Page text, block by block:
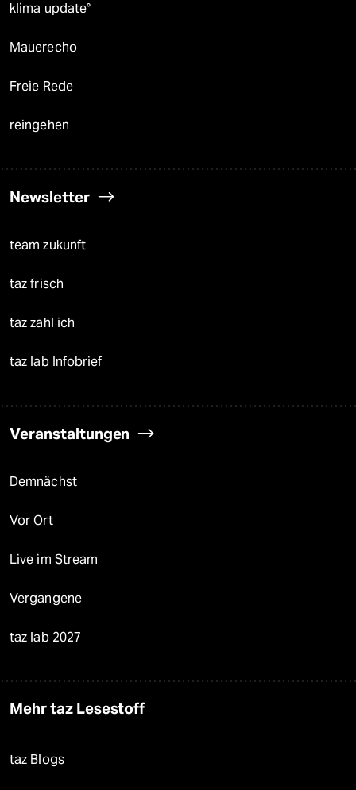
klima update°
Mauerecho
Freie Rede
reingehen
Newsletter
team zukunft
taz frisch
taz zahl ich
taz lab Infobrief
Veranstaltungen
Demnächst
Vor Ort
Live im Stream
Vergangene
taz lab 2027
Mehr taz Lesestoff
taz Blogs